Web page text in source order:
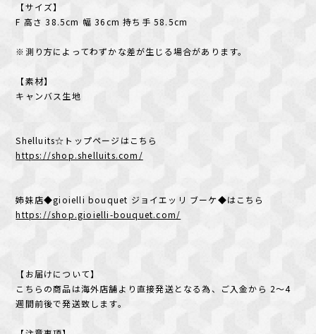
【サイズ】
F 高さ 38.5cm 幅 36cm 持ち手 58.5cm
※測り方によってわずかな差が生じる場合があります。
【素材】
キャンバス生地
Shelluits☆トップページはこちら
https://shop.shelluits.com/
姉妹店◆gioielli bouquet ジョイエッリ ブーケ◆はこちら
https://shop.gioielli-bouquet.com/
【お届けについて】
こちらの商品は海外店舗より直接発送となる為、ご入金から 2〜4
週間前後で発送致します。